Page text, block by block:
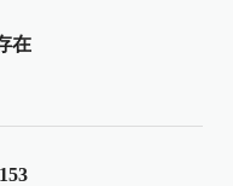
在